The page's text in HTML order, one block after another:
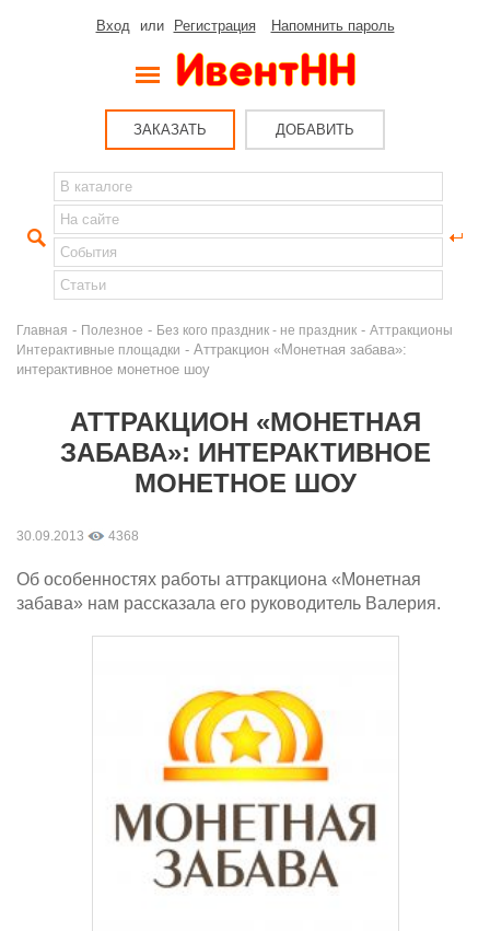
Вход или Регистрация Напомнить пароль
ЗАКАЗАТЬ ДОБАВИТЬ
Главная - Полезное - Без кого праздник - не праздник - Аттракционы
Интерактивные площадки - Аттракцион «Монетная забава»:
интерактивное монетное шоу
АТТРАКЦИОН «МОНЕТНАЯ
ЗАБАВА»: ИНТЕРАКТИВНОЕ
МОНЕТНОЕ ШОУ
30.09.2013 4368
Об особенностях работы аттракциона «Монетная
забава» нам рассказала его руководитель Валерия.